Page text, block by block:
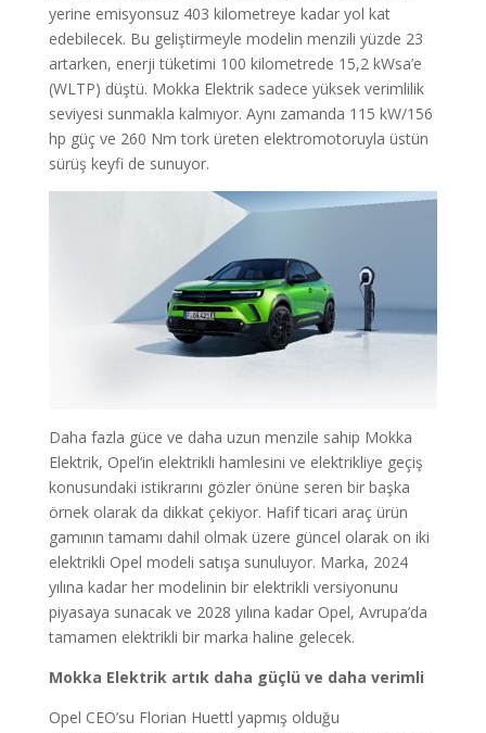
yerine emisyonsuz 403 kilometreye kadar yol kat
edebilecek. Bu geliştirmeyle modelin menzili yüzde 23
artarken, enerji tüketimi 100 kilometrede 15,2 kWsa’e
(WLTP) düştü. Mokka Elektrik sadece yüksek verimlilik
seviyesi sunmakla kalmıyor. Aynı zamanda 115 kW/156
hp güç ve 260 Nm tork üreten elektromotoruyla üstün
sürüş keyfi de sunuyor.
Daha fazla güce ve daha uzun menzile sahip Mokka
Elektrik, Opel’in elektrikli hamlesini ve elektrikliye geçiş
konusundaki istikrarını gözler önüne seren bir başka
örnek olarak da dikkat çekiyor. Hafif ticari araç ürün
gamının tamamı dahil olmak üzere güncel olarak on iki
elektrikli Opel modeli satışa sunuluyor. Marka, 2024
yılına kadar her modelinin bir elektrikli versiyonunu
piyasaya sunacak ve 2028 yılına kadar Opel, Avrupa’da
tamamen elektrikli bir marka haline gelecek.
Mokka Elektrik artık daha güçlü ve daha verimli
Opel CEO’su Florian Huettl yapmış olduğu